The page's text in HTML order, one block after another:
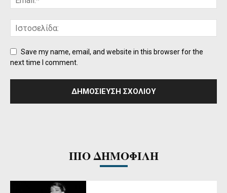
Save my name, email, and website in this browser for the
next time I comment.
ΠΙΟ ΔΗΜΟΦΙΛΗ